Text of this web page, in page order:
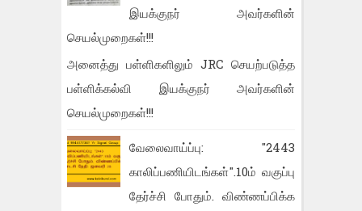
இயக்குநர் அவர்களின்
செயல்முறைகள்!!!
அனைத்து பள்ளிகளிலும் JRC செயற்படுத்த
பள்ளிக்கல்வி இயக்குநர் அவர்களின்
செயல்முறைகள்!!!
வேலைவாய்ப்பு: "2443
காலிப்பணியிடங்கள்".10ம் வகுப்பு
தேர்ச்சி போதும். விண்ணப்பிக்க